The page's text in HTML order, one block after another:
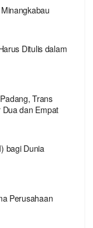
Ditulis dalam
Trans
dan Empat
bagi Dunia
Perusahaan